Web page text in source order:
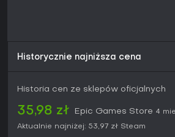
Historycznie najniższa cena
Historia cen ze sklepów oficjalnych
35,98 zł Epic Games Store 4
Aktualnie najniżej: 53,97 zł Steam